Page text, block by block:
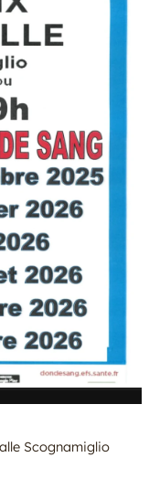
Scognamiglio